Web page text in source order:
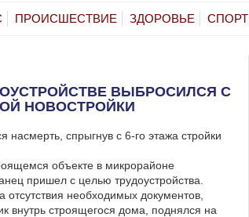
ПРОИСШЕСТВИЕ ЗДОРОВЬЕ СПОРТ
ВЫБРОСИЛСЯ С
НОВОСТРОЙКИ
насмерть, спрыгнув с 6-го этажа стройки
объекте в микрорайоне
пришел с целью трудоустройства.
отсутствия необходимых документов,
внутрь строящегося дома, поднялся на